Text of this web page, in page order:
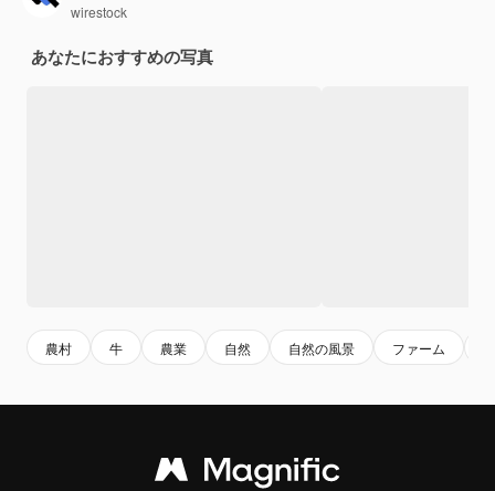
wirestock
あなたにおすすめの写真
農村 牛 農業 自然 自然の風景 ファーム